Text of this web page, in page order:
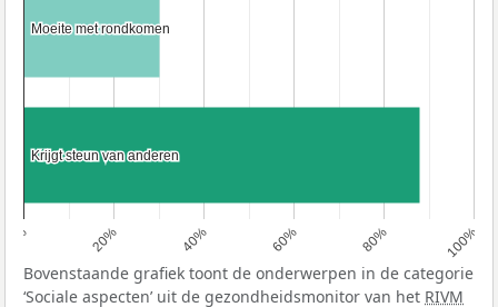
0% 20% 40% 60% 80% 100%
Moeite met rondkomen
Moeite met rondkomen
Krijgt steun van anderen
Krijgt steun van anderen
Bovenstaande grafiek toont de onderwerpen in de categorie
‘Sociale aspecten’ uit de gezondheidsmonitor van het RIVM